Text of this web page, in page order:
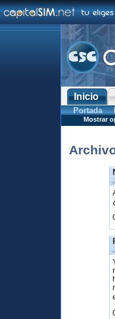
Inicio
Portada
Mostrar